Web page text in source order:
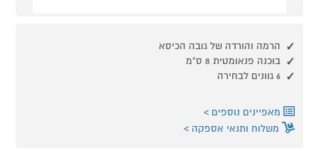
הרמה והורדה של גובה הכיסא
בוכנה פנאומטית 8 ס"מ
6 גוונים לבחירה
מאפיינים נוספים
משלוח ותנאי אספקה